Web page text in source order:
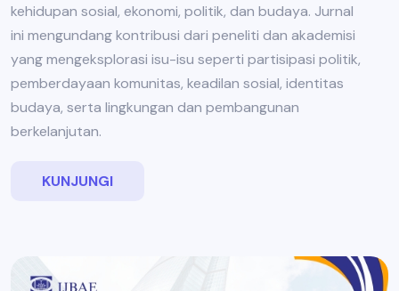
kehidupan sosial, ekonomi, politik, dan budaya. Jurnal
ini mengundang kontribusi dari peneliti dan akademisi
yang mengeksplorasi isu-isu seperti partisipasi politik,
pemberdayaan komunitas, keadilan sosial, identitas
budaya, serta lingkungan dan pembangunan
berkelanjutan.
KUNJUNGI